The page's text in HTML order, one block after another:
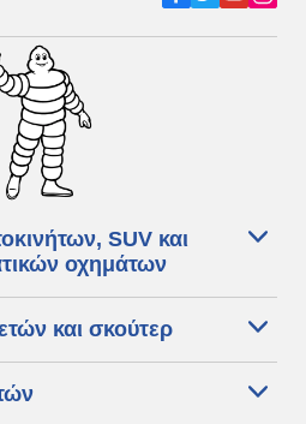
SUV και
οχημάτων
και σκούτερ